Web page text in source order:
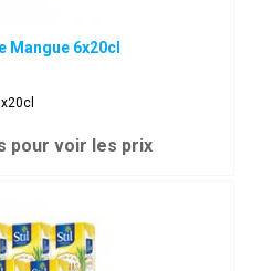
Mangue 6x20cl
pour voir les prix